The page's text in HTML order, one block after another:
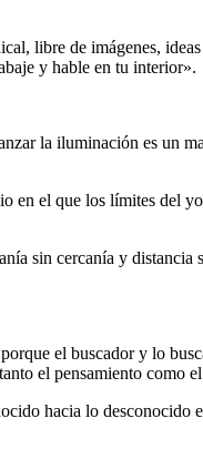
libre de imágenes,
y hable en tu interior».
la iluminación es un
en el que los límites del
sin cercanía y distancia
el buscador y lo
el pensamiento como
hacia lo desconocido